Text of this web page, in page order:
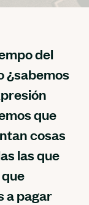
del
¿sabemos
que
cosas
las que
a pagar